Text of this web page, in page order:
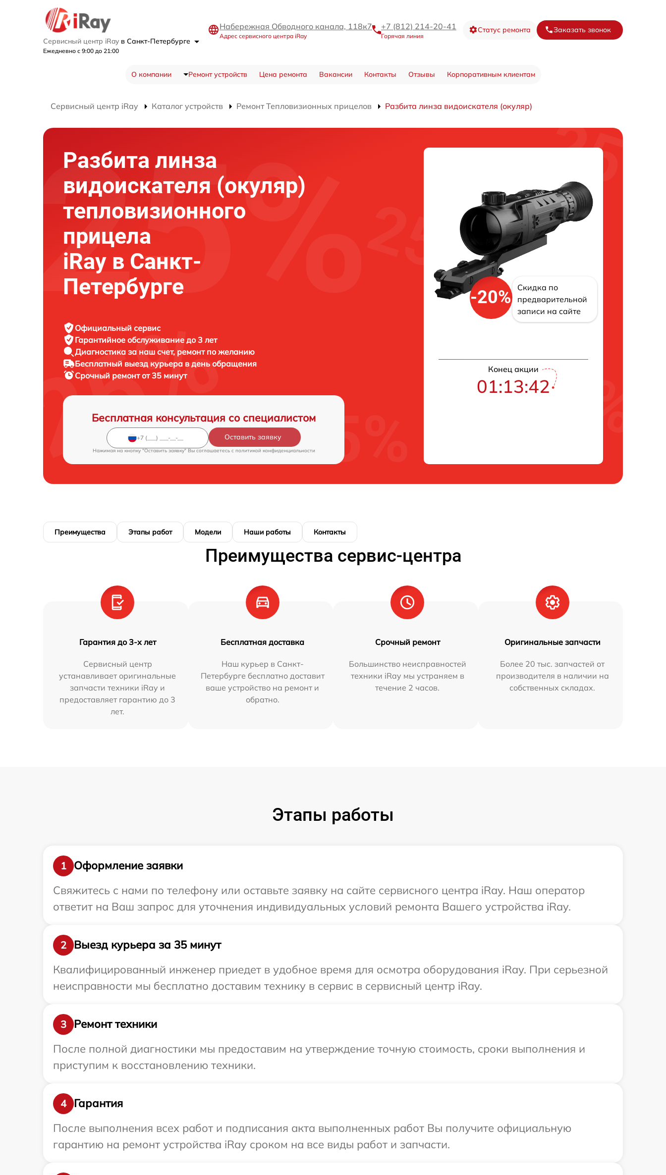
Сервисный центр iRay в Санкт-Петербурге
Ежедневно с 9:00 до 21:00
Набережная Обводного канала, 118к7
Адрес сервисного центра iRay
+7 (812) 214-20-41
Горячая линия
Статус ремонта Заказать звонок
О компании Ремонт устройств Цена ремонта Вакансии Контакты Отзывы Корпоративным клиентам
Сервисный центр iRay Каталог устройств Ремонт Тепловизионных прицелов Разбита линза видоискателя (окуляр)
Разбита линза
видоискателя (окуляр)
тепловизионного
прицела
iRay в Санкт-
Петербурге
Официальный сервис
Гарантийное обслуживание до 3 лет
Диагностика за наш счет, ремонт по желанию
Бесплатный выезд курьера в день обращения
Срочный ремонтот 35 минут
Бесплатная консультация со специалистом
Оставить заявку
Нажимая на кнопку "Оставить заявку" Вы соглашаетесь c политикой конфиденциальности
-20%
Скидка по
предварительной
записи на сайте
Конец акции
01:13:41
Преимущества Этапы работ Модели Наши работы Контакты
Преимущества сервис-центра
Гарантия до 3-х лет
Сервисный центр
устанавливает оригинальные
запчасти техники iRay и
предоставляет гарантию до 3
лет.
Бесплатная доставка
Наш курьер в Санкт-
Петербурге бесплатно доставит
ваше устройство на ремонт и
обратно.
Срочный ремонт
Большинство неисправностей
техники iRay мы устраняем в
течение 2 часов.
Оригинальные запчасти
Более 20 тыс. запчастей от
производителя в наличии на
собственных складах.
Этапы работы
1
Оформление заявки
Свяжитесь с нами по телефону или оставьте заявку на сайте сервисного центра iRay. Наш оператор
ответит на Ваш запрос для уточнения индивидуальных условий ремонта Вашего устройства iRay.
2
Выезд курьера за 35 минут
Квалифицированный инженер приедет в удобное время для осмотра оборудования iRay. При серьезной
неисправности мы бесплатно доставим технику в сервис в сервисный центр iRay.
3
Ремонт техники
После полной диагностики мы предоставим на утверждение точную стоимость, сроки выполнения и
приступим к восстановлению техники.
4
Гарантия
После выполнения всех работ и подписания акта выполненных работ Вы получите официальную
гарантию на ремонт устройства iRay сроком на все виды работ и запчасти.